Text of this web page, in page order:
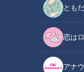
とも
恋は
アナ
「愛知県の桃太郎
「池に潜む 数多